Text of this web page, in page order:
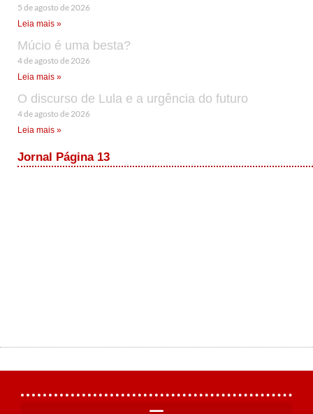
5 de agosto de 2026
Leia mais »
Múcio é uma besta?
4 de agosto de 2026
Leia mais »
O discurso de Lula e a urgência do futuro
4 de agosto de 2026
Leia mais »
Jornal Página 13